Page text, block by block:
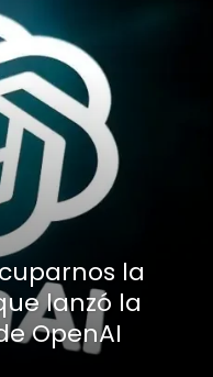
la
lanzó la
OpenAI